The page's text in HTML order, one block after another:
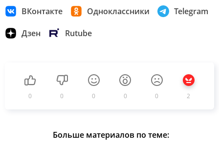
ВКонтакте Одноклассники Telegram
Дзен Rutube
0 0 0 0 0 2
Больше материалов по теме: